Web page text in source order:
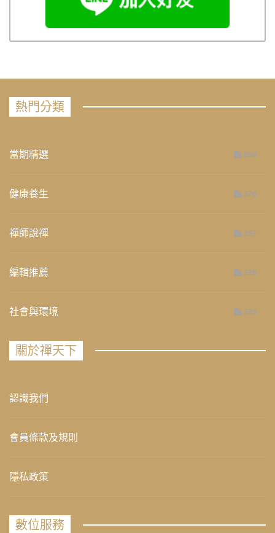
熱門分類
當期精選 658
健康養生 276
禪師說禪 267
編輯推薦 236
社會與環境 235
關於禪天下
認識我們
會員條款及規則
隱私政策
數位服務